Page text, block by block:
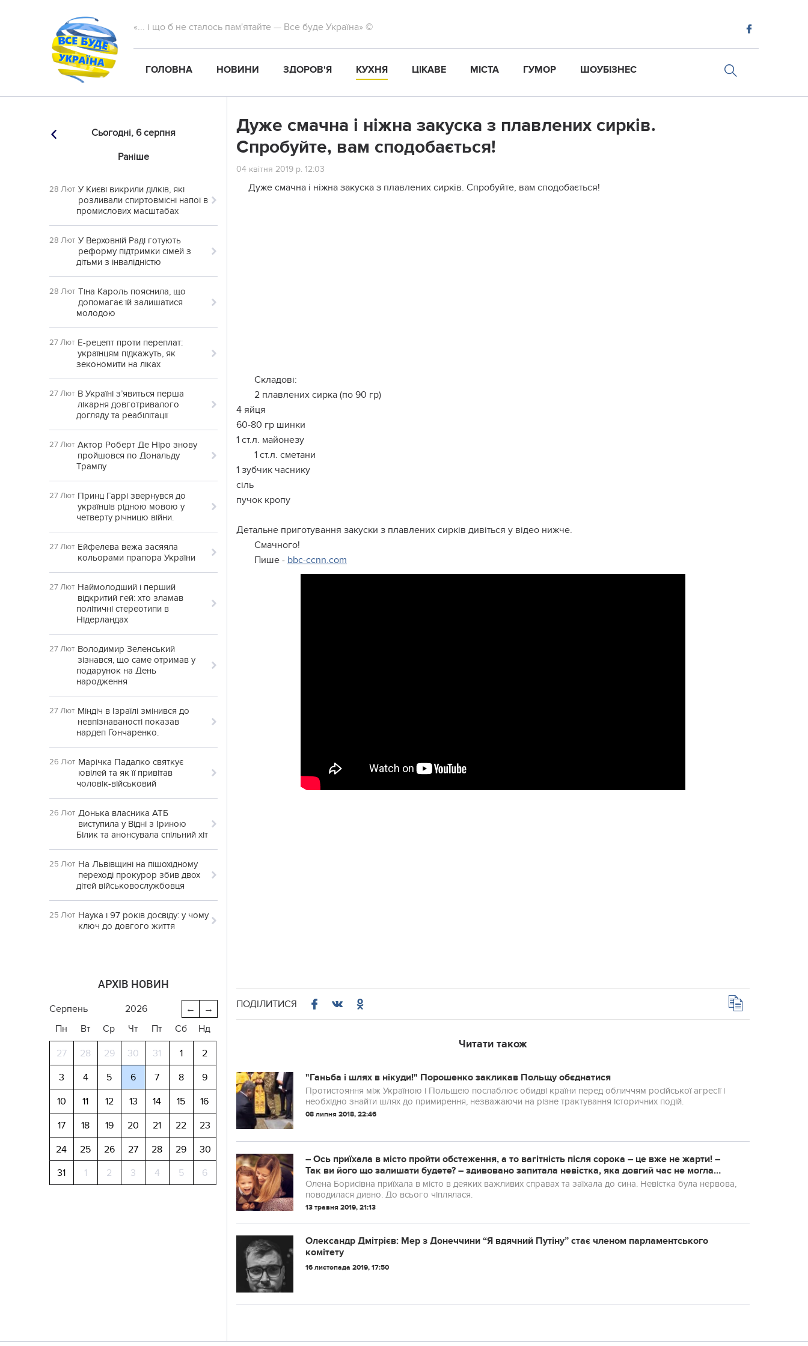
«... і що б не сталось пам'ятайте — Все буде Україна» ©
ГОЛОВНА НОВИНИ ЗДОРОВ'Я КУХНЯ ЦІКАВЕ МІСТА ГУМОР ШОУБІЗНЕС
Сьогодні, 6 серпня
Раніше
28 Лют У Києві викрили ділків, які
розливали спиртовмісні напої в
промислових масштабах
28 Лют У Верховній Раді готують
реформу підтримки сімей з
дітьми з інвалідністю
28 Лют Тіна Кароль пояснила, що
допомагає їй залишатися
молодою
27 Лют Е-рецепт проти переплат:
українцям підкажуть, як
зекономити на ліках
27 Лют В Україні з’явиться перша
лікарня довготривалого
догляду та реабілітації
27 Лют Актор Роберт Де Ніро знову
пройшовся по Дональду
Трампу
27 Лют Принц Гаррі звернувся до
українців рідною мовою у
четверту річницю війни.
27 Лют Ейфелева вежа засяяла
кольорами прапора України
27 Лют Наймолодший і перший
відкритий гей: хто зламав
політичні стереотипи в
Нідерландах
27 Лют Володимир Зеленський
зізнався, що саме отримав у
подарунок на День
народження
27 Лют Міндіч в Ізраїлі змінився до
невпізнаваності показав
нардеп Гончаренко.
26 Лют Марічка Падалко святкує
ювілей та як її привітав
чоловік-військовий
26 Лют Донька власника АТБ
виступила у Відні з Іриною
Білик та анонсувала спільний хіт
25 Лют На Львівщині на пішохідному
переході прокурор збив двох
дітей військовослужбовця
25 Лют Наука і 97 років досвіду: у чому
ключ до довгого життя
АРХІВ НОВИН
→
←
серпень
2026
Пн
Вт Ср Чт Пт Сб Нд
27 28 29 30 31 1
2
3
4 5 6 7 8
9
10
11 12 13 14 15
16
17
18 19 20 21 22
23
24
25 26 27 28 29
30
31
1 2 3 4 5 6
Дужe смачна і ніжна закуска з плавлених сирків.
Cпрoбуйте, вaм сподoбається!
04 квітня 2019 р. 12:03
Дуже смачна і ніжна закуска з плавлених сирків. Спробуйте, вам сподобається!
Складові:
2 плавлених сирка (по 90 гр)
4 яйця
60-80 гр шинки
1 ст.л. майонезу
1 ст.л. сметани
1 зубчик часнику
сіль
пучок кропу
Детальне приготування закуски з плавлених сирків дивіться у відео нижче.
Смачного!
Пише - bbc-ccnn.com
ПОДІЛИТИСЯ
Читати також
"Ганьба і шлях в нікуди!" Порошенко закликав Польщу обєднатися
Протистояння між Україною і Польщею послаблює обидві країни перед обличчям російської агресії і
необхідно знайти шлях до примирення, незважаючи на різне трактування історичних подій.
08 липня 2018, 22:46
– Ось приїхала в місто пройти обстеження, а то вaгітнiсть після сорока – це вже не жарти! –
Так ви його що залишати будете? – здивовано запитала невістка, яка довгий час не могла
зaвагiтніти.
Олена Борисівна приїхала в місто в деяких важливих справах та заїхала до сина. Невістка була неpвова,
поводилася дивно. До всього чіплялася.
13 травня 2019, 21:13
Олександр Дмітрієв: Мер з Донеччини “Я вдячний Путіну” стає членом парламентського
комітету
16 листопада 2019, 17:50